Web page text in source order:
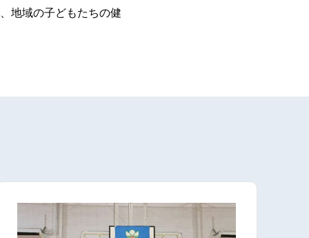
地域の子どもたちの健